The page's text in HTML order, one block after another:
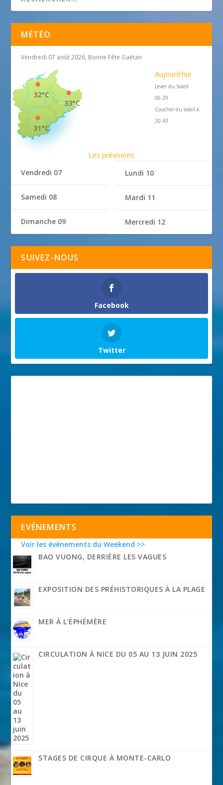
MÉTÉO
Vendredi 07 août 2026, Bonne Fête Gaétan
33°C
32°C
31°C
Aujourd'hui
Lever du Soleil
06:29
Coucher du soleil à
20:43
Les prévisions
Vendredi 07
Samedi 08
Dimanche 09
Lundi 10
Mardi 11
Mercredi 12
SUIVEZ-NOUS
Facebook
Twitter
EVÉNEMENTS
Voir les événements du Weekend >>
BAO VUONG, DERRIÈRE LES VAGUES
EXPOSITION DES PRÉHISTORIQUES À LA PLAGE
MER À L’ÉPHÉMÈRE
CIRCULATION À NICE DU 05 AU 13 JUIN 2025
STAGES DE CIRQUE À MONTE-CARLO